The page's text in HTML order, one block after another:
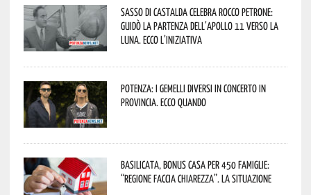
Sasso di Castalda celebra Rocco Petrone:
guidò la partenza dell’Apollo 11 verso la
Luna. Ecco l’iniziativa
Potenza: i Gemelli DiVersi in concerto in
provincia. Ecco quando
Basilicata, Bonus casa per 450 famiglie:
“Regione faccia chiarezza”. La situazione